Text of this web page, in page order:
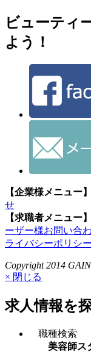
ビューティ
よう！
【企業様メニュー】
せ
【求職者メニュー】
ーザー様お問い合
ライバシーポリシー
Copyright 2014
× 閉じる
求人情報を
職種検索
美容師ス